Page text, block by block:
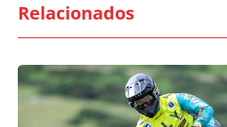
Relacionados